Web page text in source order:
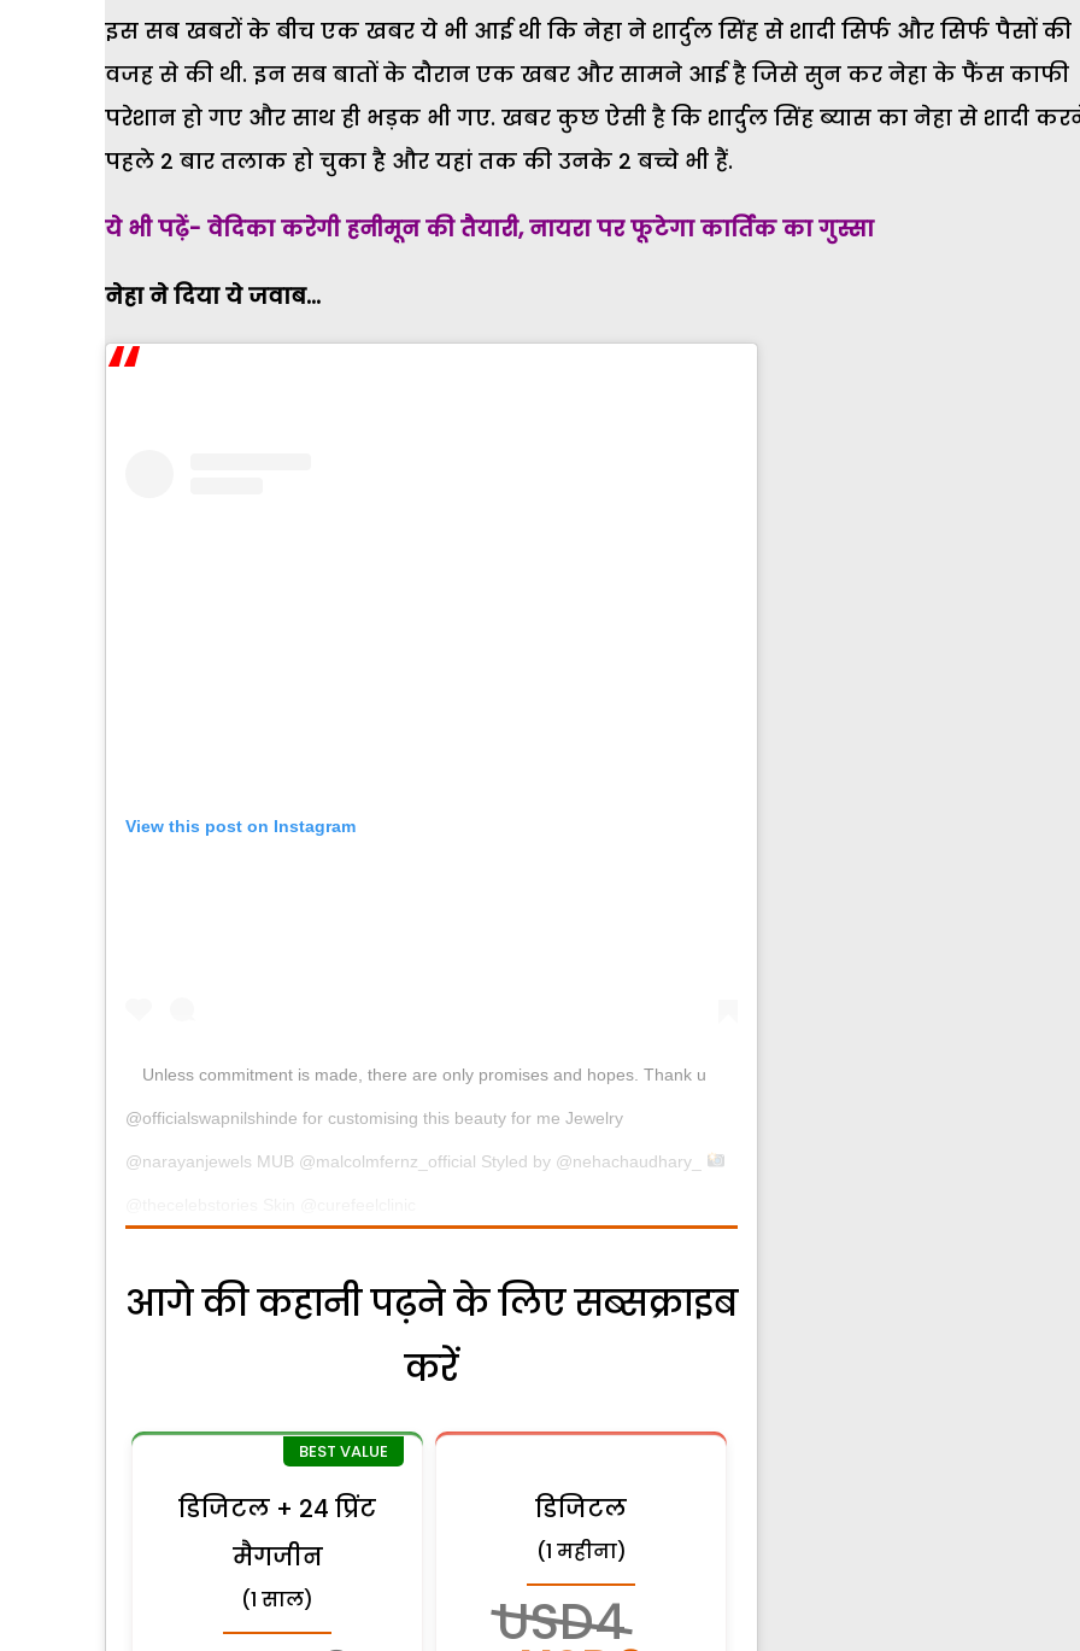
इस सब खबरों के बीच एक खबर ये भी आई थी कि नेहा ने शार्दुल सिंह से शादी सिर्फ और सिर्फ पैसों की
वजह से की थी. इन सब बातों के दौरान एक खबर और सामने आई है जिसे सुन कर नेहा के फैंस काफी
परेशान हो गए और साथ ही भड़क भी गए. खबर कुछ ऐसी है कि शार्दुल सिंह ब्यास का नेहा से शादी
पहले 2 बार तलाक हो चुका है और यहां तक की उनके 2 बच्चे भी हैं.
ये भी पढ़ें- वेदिका करेगी हनीमून की तैयारी, नायरा पर फूटेगा कार्तिक का गुस्सा
नेहा ने दिया ये जवाब...
View this post on Instagram
Unless commitment is made, there are only promises and hopes. Thank u
@officialswapnilshinde for customising this beauty for me Jewelry
@narayanjewels MUB @malcolmfernz_official Styled by @nehachaudhary_
आगे की कहानी पढ़ने के लिए सब्सक्राइब
करें
डिजिटल + 24 प्रिंट
मैगजीन
(1 साल)
डिजिटल
(1 महीना)
USD4